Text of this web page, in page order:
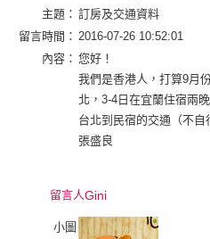
主題： 訂房及交通資料
留言時間： 2016-07-26 10:52:01
內容： 您好！
我們是香港人，打算9月
北，3-4日在宜蘭住宿兩
台北到民宿的交通（不自
張盛良
留言人Gini
小圖